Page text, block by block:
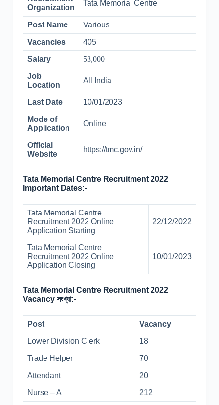
Organization
Tata Memorial Centre
Post Name Various
Vacancies 405
Salary 53,000
Job
Location
All India
Last Date 10/01/2023
Mode of
Application
Online
Official
Website
https://tmc.gov.in/
Tata Memorial Centre Recruitment 2022
Important Dates:-
Tata Memorial Centre
Recruitment 2022 Online
Application Starting
22/12/2022
Tata Memorial Centre
Recruitment 2022 Online
Application Closing
10/01/2023
Tata Memorial Centre Recruitment 2022
Vacancy সংখ্যা:-
Post Vacancy
Lower Division Clerk 18
Trade Helper 70
Attendant 20
Nurse – A 212